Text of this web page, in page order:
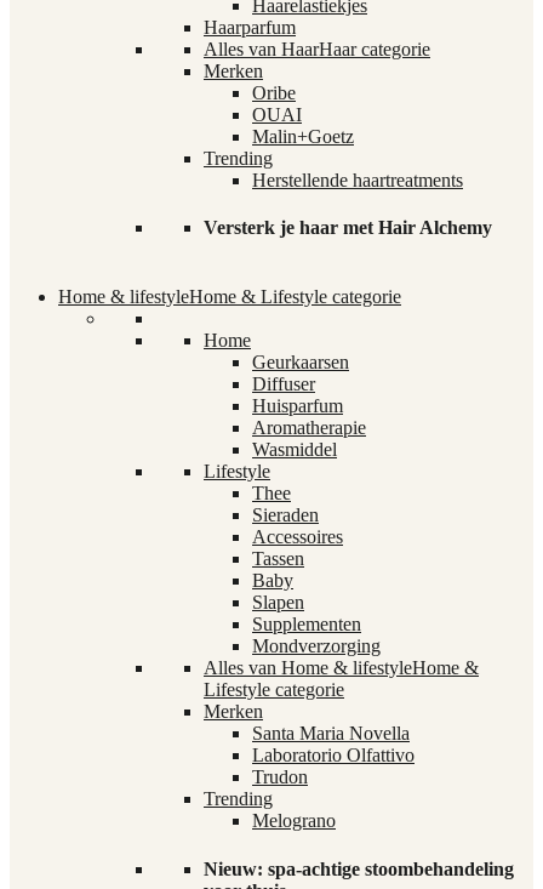
Haarelastiekjes
Haarparfum
Alles van HaarHaar categorie
Merken
Oribe
OUAI
Malin+Goetz
Trending
Herstellende haartreatments
Versterk je haar met Hair Alchemy
Home & lifestyleHome & Lifestyle categorie
Home
Geurkaarsen
Diffuser
Huisparfum
Aromatherapie
Wasmiddel
Lifestyle
Thee
Sieraden
Accessoires
Tassen
Baby
Slapen
Supplementen
Mondverzorging
Alles van Home & lifestyleHome &
Lifestyle categorie
Merken
Santa Maria Novella
Laboratorio Olfattivo
Trudon
Trending
Melograno
Nieuw: spa-achtige stoombehandeling